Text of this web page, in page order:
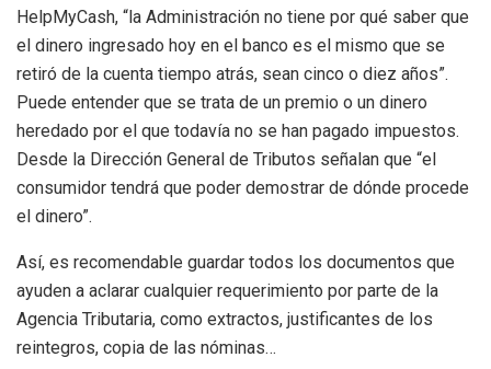
HelpMyCash, “la Administración no tiene por qué saber que
el dinero ingresado hoy en el banco es el mismo que se
retiró de la cuenta tiempo atrás, sean cinco o diez años”.
Puede entender que se trata de un premio o un dinero
heredado por el que todavía no se han pagado impuestos.
Desde la Dirección General de Tributos señalan que “el
consumidor tendrá que poder demostrar de dónde procede
el dinero”.
Así, es recomendable guardar todos los documentos que
ayuden a aclarar cualquier requerimiento por parte de la
Agencia Tributaria, como extractos, justificantes de los
reintegros, copia de las nóminas…